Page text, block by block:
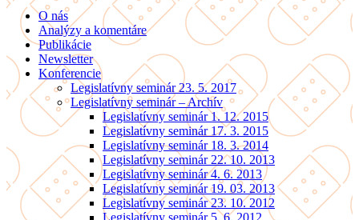
O nás
Analýzy a komentáre
Publikácie
Newsletter
Konferencie
Legislatívny seminár 23. 5. 2017
Legislatívny seminár – Archív
Legislatívny seminár 1. 12. 2015
Legislatívny seminár 17. 3. 2015
Legislatívny seminár 18. 3. 2014
Legislatívny seminár 22. 10. 2013
Legislatívny seminár 4. 6. 2013
Legislatívny seminár 19. 03. 2013
Legislatívny seminár 23. 10. 2012
Legislatívny seminár 5. 6. 2012